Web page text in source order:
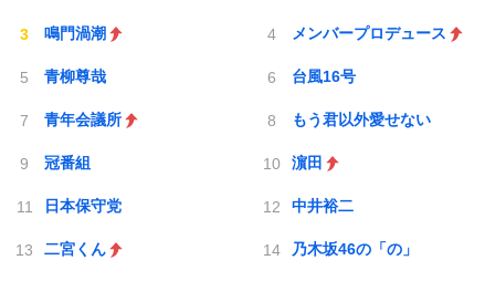
鳴門渦潮 メンバープロデュース
青柳尊哉 台風16号
青年会議所 もう君以外愛せない
冠番組 濵田
日本保守党 中井裕二
二宮くん 乃木坂46の「の」